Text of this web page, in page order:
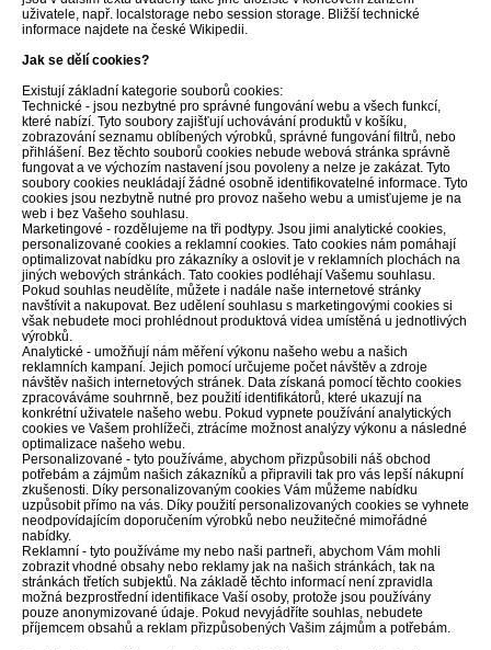
uživatele, např. localstorage nebo session storage. Bližší technické
informace najdete na české Wikipedii.
Jak se dělí cookies?
Existují základní kategorie souborů cookies:
Technické - jsou nezbytné pro správné fungování webu a všech funkcí,
které nabízí. Tyto soubory zajišťují uchovávání produktů v košíku,
zobrazování seznamu oblíbených výrobků, správné fungování filtrů, nebo
přihlášení. Bez těchto souborů cookies nebude webová stránka správně
fungovat a ve výchozím nastavení jsou povoleny a nelze je zakázat. Tyto
soubory cookies neukládají žádné osobně identifikovatelné informace. Tyto
cookies jsou nezbytně nutné pro provoz našeho webu a umisťujeme je na
web i bez Vašeho souhlasu.
Marketingové - rozdělujeme na tři podtypy. Jsou jimi analytické cookies,
personalizované cookies a reklamní cookies. Tato cookies nám pomáhají
optimalizovat nabídku pro zákazníky a oslovit je v reklamních plochách na
jiných webových stránkách. Tato cookies podléhají Vašemu souhlasu.
Pokud souhlas neudělíte, můžete i nadále naše internetové stránky
navštívit a nakupovat. Bez udělení souhlasu s marketingovými cookies si
však nebudete moci prohlédnout produktová videa umístěná u jednotlivých
výrobků.
Analytické - umožňují nám měření výkonu našeho webu a našich
reklamních kampaní. Jejich pomocí určujeme počet návštěv a zdroje
návštěv našich internetových stránek. Data získaná pomocí těchto cookies
zpracováváme souhrnně, bez použití identifikátorů, které ukazují na
konkrétní uživatele našeho webu. Pokud vypnete používání analytických
cookies ve Vašem prohlížeči, ztrácíme možnost analýzy výkonu a následné
optimalizace našeho webu.
Personalizované - tyto používáme, abychom přizpůsobili náš obchod
potřebám a zájmům našich zákazníků a připravili tak pro vás lepší nákupní
zkušenosti. Díky personalizovaným cookies Vám můžeme nabídku
uzpůsobit přímo na vás. Díky použití personalizovaných cookies se vyhnete
neodpovídajícím doporučením výrobků nebo neužitečné mimořádné
nabídky.
Reklamní - tyto používáme my nebo naši partneři, abychom Vám mohli
zobrazit vhodné obsahy nebo reklamy jak na našich stránkách, tak na
stránkách třetích subjektů. Na základě těchto informací není zpravidla
možná bezprostřední identifikace Vaší osoby, protože jsou používány
pouze anonymizované údaje. Pokud nevyjádříte souhlas, nebudete
příjemcem obsahů a reklam přizpůsobených Vašim zájmům a potřebám.